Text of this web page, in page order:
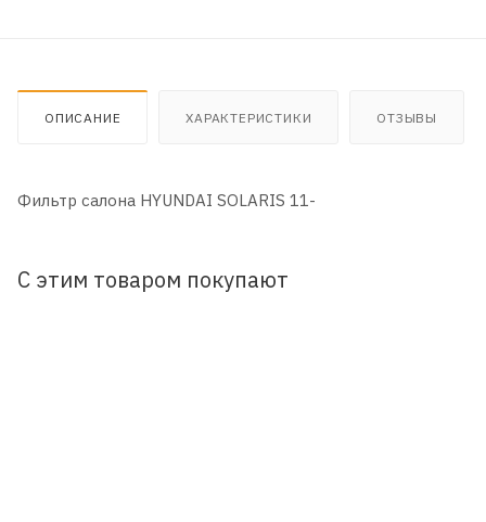
ОПИСАНИЕ ХАРАКТЕРИСТИКИ ОТЗЫВЫ
Фильтр салона HYUNDAI SOLARIS 11-
С этим товаром покупают